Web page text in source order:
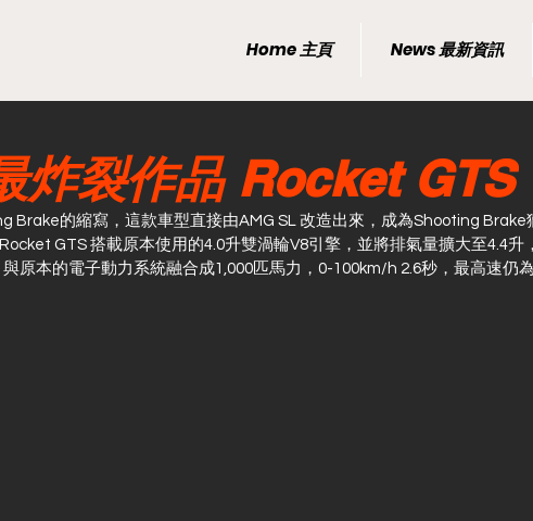
Home 主頁 News 最新資訊
炸裂作品 Rocket GTS
Brake的縮寫，這款車型直接由AMG SL 改造出來，成為Shooting Brake
GTS 搭載原本使用的4.0升雙渦輪V8引擎，並將排氣量擴大至4.4升
原本的電子動力系統融合成1,000匹馬力，0-100km/h 2.6秒，最高速仍為